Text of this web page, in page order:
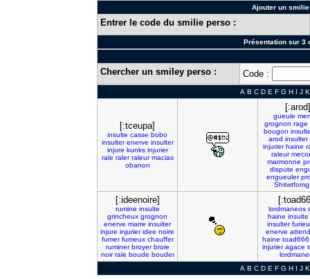
Ajouter un
Entrer le code du smilie perso :
Présentation sur 3
Chercher un smiley perso : Code :
A B C D E F G H I J K
[:tceupa]
insulte casse bobo
insulter enerve insulter
injure kunks injurier
rale raler raleur macias
obanon
[:arod]
gueule
grognon rage
bougon
arod insulter
injurier haine
raleur
marmonne
dispute
engueuler
Shitwtfomg
[:ideenoire]
rumine insulte
grincheux grognon
enerve marre insulter
injure injurier idee noire
fumer fumeux chauffer
ruminer broyer broie
noir rale boude bouder
lordmaneos
haine insulte
insulter
enerve
haine toad666
injurier agace
A B C D E F G H I J K